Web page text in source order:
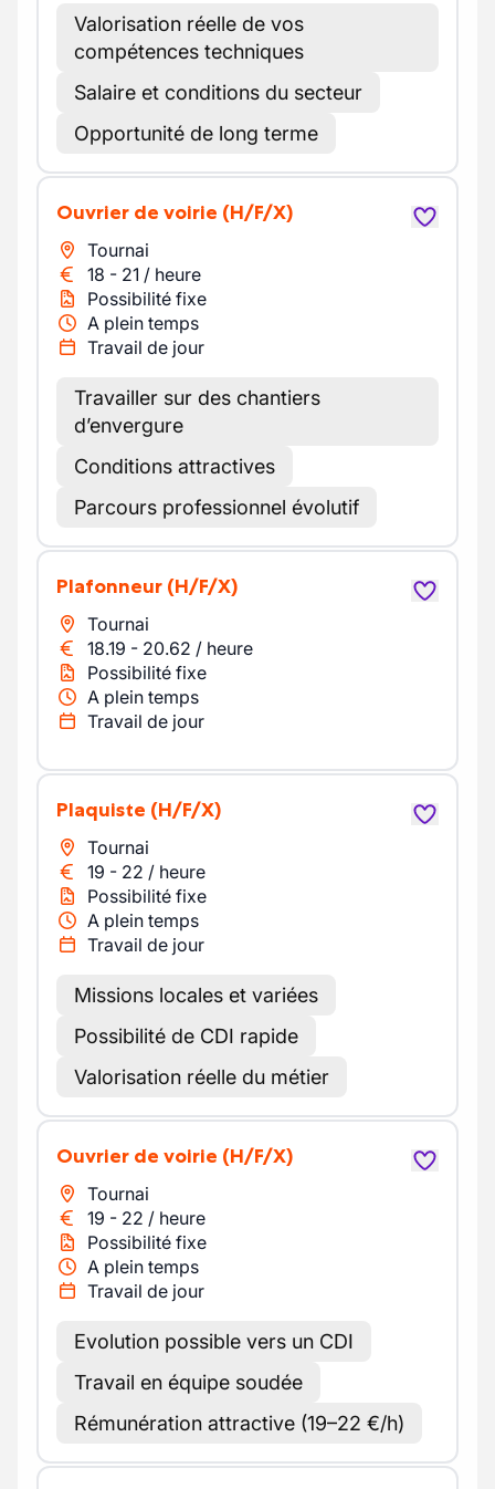
Valorisation réelle de vos
compétences techniques
Salaire et conditions du secteur
Opportunité de long terme
Ouvrier de voirie (H/F/X)
Tournai
18 - 21 / heure
Possibilité fixe
A plein temps
Travail de jour
Travailler sur des chantiers
d’envergure
Conditions attractives
Parcours professionnel évolutif
Plafonneur (H/F/X)
Tournai
18.19 - 20.62 / heure
Possibilité fixe
A plein temps
Travail de jour
Plaquiste (H/F/X)
Tournai
19 - 22 / heure
Possibilité fixe
A plein temps
Travail de jour
Missions locales et variées
Possibilité de CDI rapide
Valorisation réelle du métier
Ouvrier de voirie (H/F/X)
Tournai
19 - 22 / heure
Possibilité fixe
A plein temps
Travail de jour
Evolution possible vers un CDI
Travail en équipe soudée
Rémunération attractive (19–22 €/h)